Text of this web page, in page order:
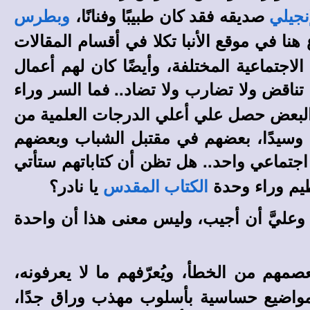
صديقه فقد كان طبيبًا وفنانًا، وبطرس
هنا في موقع الأنبا تكلا في أقسام المقالات
المختلفة، وأيضًا كان لهم أعمال
تناقض ولا تضارب ولا تضاد.. فما السر وراء
حصل علي أعلي الدرجات العلمية من
وسيدًا، بعضهم في مقتبل الشباب وبعضهم
واحد.. هل تظن أن كتاباتهم ستأتي
وراء وحدة
الكتاب المقدس يا نادر؟
وعليَّ أن أجيب، وليس معنى هذا أن واحدة
من الخطأ، ويُعرّفهم ما لا يعرفونه،
حساسية بأسلوب مهذب وراق جدًا،